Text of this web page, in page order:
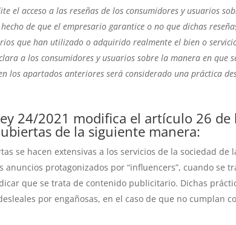
el acceso a las reseñas de los consumidores y usuarios
de que el empresario garantice o no que dichas
que han utilizado o adquirido realmente el bien o
a los consumidores y usuarios sobre la manera en que
los apartados anteriores será considerado una práctica
24/2021 modifica el artículo 26 de
de la siguiente manera:
se hacen extensivas a los servicios de la sociedad de
protagonizados por “influencers”, cuando se
que se trata de contenido publicitario. Dichas
por engañosas, en el caso de que no cumplan